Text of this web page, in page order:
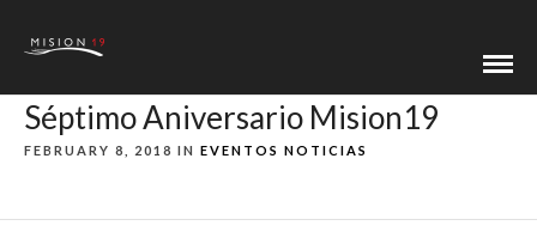
Séptimo Aniversario Mision19
FEBRUARY 8, 2018 IN EVENTOS NOTICIAS